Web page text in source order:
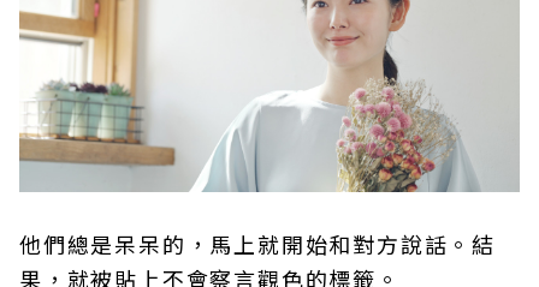
他們總是呆呆的，馬上就開始和對方說話。結
果，就被貼上不會察言觀色的標籤。